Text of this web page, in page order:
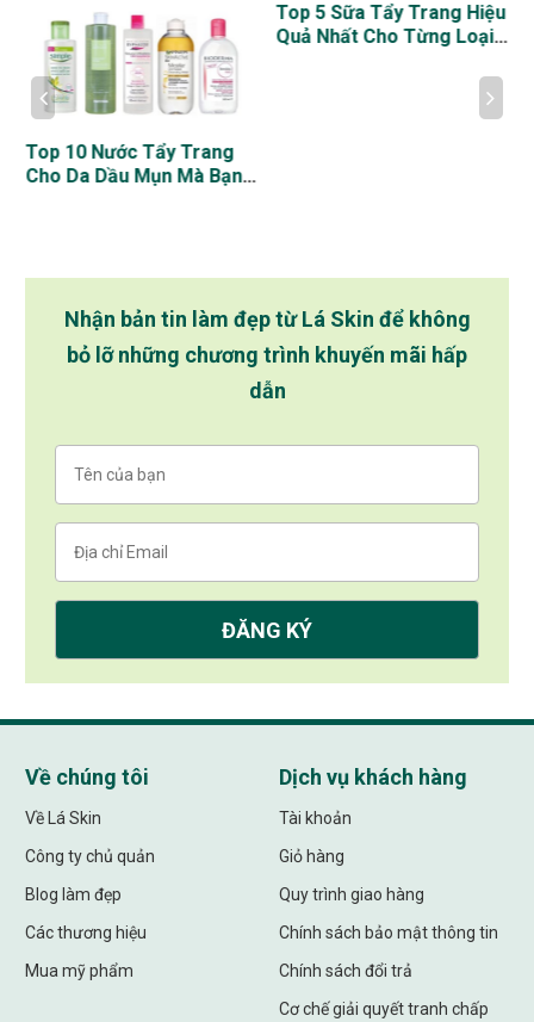
Top 10 Nước Tẩy Trang
Cho Da Dầu Mụn Mà Bạn
Top 5 Sữa Tẩy Trang Hiệu
Quả Nhất Cho Từng Loại
Nhận bản tin làm đẹp từ Lá Skin để không
bỏ lỡ những chương trình khuyến mãi hấp
dẫn
Về chúng tôi
Về Lá Skin
Công ty chủ quản
Blog làm đẹp
Các thương hiệu
Mua mỹ phẩm
Dịch vụ khách hàng
Tài khoản
Giỏ hàng
Quy trình giao hàng
Chính sách bảo mật thông tin
Chính sách đổi trả
Cơ chế giải quyết tranh chấp